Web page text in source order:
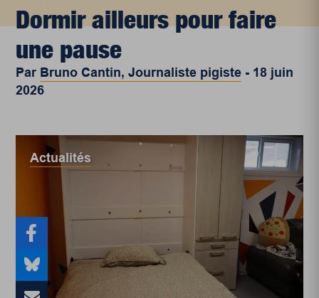
Dormir ailleurs pour faire
une pause
Par Bruno Cantin, Journaliste pigiste - 18 juin
2026
Actualités